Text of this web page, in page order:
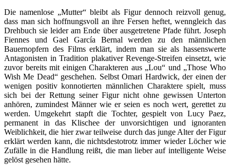
Die namenlose „Mutter“ bleibt als Figur dennoch reizvoll genug,
dass man sich hoffnungsvoll an ihre Fersen heftet, wenngleich das
Drehbuch sie leider am Ende über ausgetretene Pfade führt. Joseph
Fiennes und Gael García Bernal werden zu den männlichen
Bauernopfern des Films erklärt, indem man sie als hassenswerte
Antagonisten in Tradition plakativer Revenge-Streifen einsetzt, wie
zuvor bereits mit einigen Charakteren aus „Lou“ und „Those Who
Wish Me Dead“ geschehen. Selbst Omari Hardwick, der einen der
wenigen positiv konnotierten männlichen Charaktere spielt, muss
sich bei der Rettung seiner Figur nicht ohne gewissen Unterton
anhören, zumindest Männer wie er seien es noch wert, gerettet zu
werden. Umgekehrt stapft die Tochter, gespielt von Lucy Paez,
permanent in das Klischee der unvorsichtigen und ignoranten
Weiblichkeit, die hier zwar teilweise durch das junge Alter der Figur
erklärt werden kann, die nichtsdestotrotz immer wieder Löcher wie
Zufälle in die Handlung reißt, die man lieber auf intelligente Weise
gelöst gesehen hätte.